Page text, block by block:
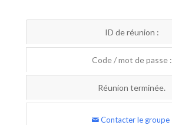
ID de réunion :
Code / mot de passe :
Réunion terminée.
Contacter le groupe